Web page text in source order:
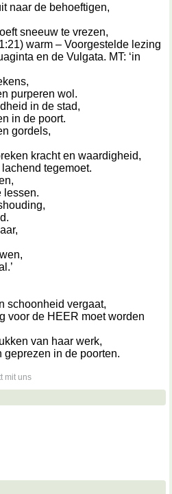
naar de behoeftigen,
sneeuw te vrezen,
warm – Voorgestelde lezing
en de Vulgata. MT: ‘in
purperen wol.
in de stad,
in de poort.
gordels,
kracht en waardigheid,
tegemoet.
lessen.
schoonheid vergaat,
voor de HEER moet worden
van haar werk,
geprezen in de poorten.
mit uns